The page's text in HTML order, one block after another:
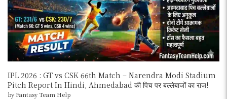
IPL 2026 : GT vs CSK 66th Match – Narendra Modi Stadium
Pitch Report In Hindi, Ahmedabad की पिच पर बल्लेबाजों का राज!
by Fantasy Team Help